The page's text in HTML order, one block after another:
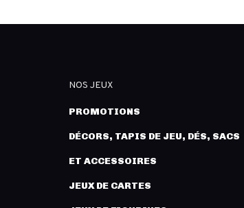
NOS JEUX
PROMOTIONS
DÉCORS, TAPIS DE JEU, DÉS, SACS
ET ACCESSOIRES
JEUX DE CARTES